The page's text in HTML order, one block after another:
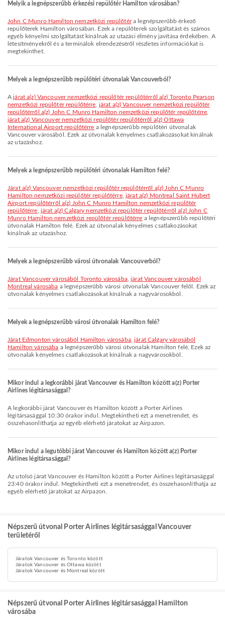
Melyik a legnépszerűbb érkezési repülőtér Hamilton városában?
John C Munro Hamilton nemzetközi repülőtéra legnépszerűbb érkező
repülőterek Hamilton városában. Ezek a repülőterek szolgáltatást és számos
egyéb kényelmi szolgáltatást kínálnak az utazási élmény javítása érdekében. A
létesítményekről és a terminálok elrendezéséről részletes információkat is
megtekinthet.
Melyek a legnépszerűbb repülőtéri útvonalak Vancouverból?
Ajárat a(z) Vancouver nemzetközi repülőtér repülőtérről a(z) Toronto Pearson
nemzetközi repülőtér repülőtérre járat a(z) Vancouver nemzetközi repülőtér
repülőtérről a(z) John C Munro Hamilton nemzetközi repülőtér repülőtérre
járat a(z) Vancouver nemzetközi repülőtér repülőtérről a(z) Ottawa
International Airport repülőtérre a legnépszerűbb repülőtéri útvonalak
Vancouver városából. Ezek az útvonalak kényelmes csatlakozásokat kínálnak
az utazáshoz.
Melyek a legnépszerűbb repülőtéri útvonalak Hamilton felé?
járat a(z) Vancouver nemzetközi repülőtér repülőtérről a(z) John C Munro
Hamilton nemzetközi repülőtér repülőtérre,járat a(z) Montreal Saint Hubert
Airport repülőtérről a(z) John C Munro Hamilton nemzetközi repülőtér
repülőtérre járat a(z) Calgary nemzetközi repülőtér repülőtérről a(z) John C
Munro Hamilton nemzetközi repülőtér repülőtérre a legnépszerűbb repülőtéri
útvonalak Hamilton felé. Ezek az útvonalak kényelmes csatlakozásokat
kínálnak az utazáshoz.
Melyek a legnépszerűbb városi útvonalak Vancouverból?
járat Vancouver városából Toronto városába,járat Vancouver városából
Montreal városába a legnépszerűbb városi útvonalak Vancouver felől. Ezek az
útvonalak kényelmes csatlakozásokat kínálnak a nagyvárosokból.
Melyek a legnépszerűbb városi útvonalak Hamilton felé?
járat Edmonton városából Hamilton városába,járat Calgary városából
Hamilton városába a legnépszerűbb városi útvonalak Hamilton felé. Ezek az
útvonalak kényelmes csatlakozásokat kínálnak a nagyvárosokból.
Mikor indul a legkorábbi járat Vancouver és Hamilton között a(z) Porter
Airlines légitársasággal?
A legkorábbi járat Vancouver és Hamilton között a Porter Airlines
légitársasággal 10:30 órakor indul. Megtekintheti ezt a menetrendet, és
összehasonlíthatja az egyéb elérhető járatokat az Airpazon.
Mikor indul a legutóbbi járat Vancouver és Hamilton között a(z) Porter
Airlines légitársasággal?
Az utolsó járat Vancouver és Hamilton között a Porter Airlines légitársasággal
23:40 órakor indul. Megtekintheti ezt a menetrendet, és összehasonlíthatja az
egyéb elérhető járatokat az Airpazon.
Népszerű útvonal Porter Airlines légitársasággal Vancouver
területéről
Járatok Vancouver és Toronto között
Járatok Vancouver és Ottawa között
Járatok Vancouver és Montreal között
Népszerű útvonal Porter Airlines légitársasággal Hamilton
városába